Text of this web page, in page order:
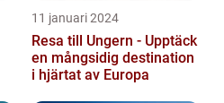
11 januari 2024
Resa till Ungern - Upptäck
en mångsidig destination
i hjärtat av Europa